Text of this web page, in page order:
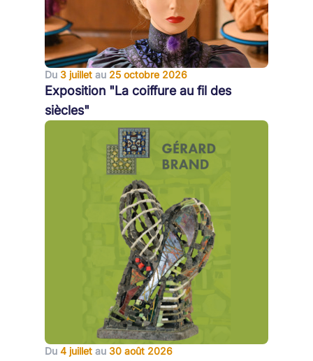
Du 3 juillet au 25 octobre 2026
Exposition "La coiffure au fil des
siècles"
Du 4 juillet au 30 août 2026